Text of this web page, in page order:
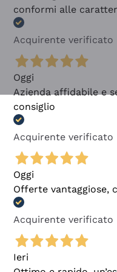
conformi alle
Acquirente verificato
Oggi
Azienda affidabile e
consiglio
Acquirente verificato
Oggi
Offerte vantaggiose,
Acquirente verificato
Ieri